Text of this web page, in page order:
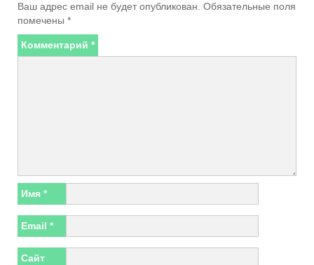
Ваш адрес email не будет опубликован. Обязательные поля
помечены *
Комментарий *
Имя *
Email *
Сайт